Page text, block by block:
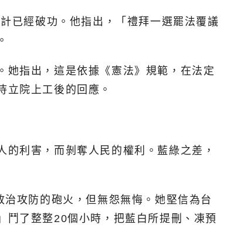
已經破功。他指出，「禮拜一選罷法覆議
她指出，這是依據《憲法》規範，在法定
院上工後的回應。
利害，而剝奪人民的權利。藍綠之差，
攻防的砲火，但無怨無悔。她堅信為台
鬥了整整20個小時，把藍白所提刪、凍預